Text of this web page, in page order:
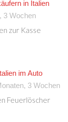
in Italien
3 Wochen
zur Kasse
im Auto
3 Wochen
Feuerlöscher